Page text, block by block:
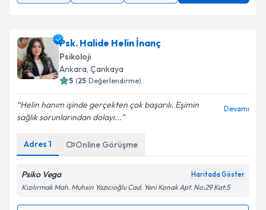
Psk. Halide Helin İnanç
Psikoloji
Ankara, Çankaya
5 (25 Değerlendirme)
Helin hanım işinde gerçekten çok başarılı. Eşimin
sağlık sorunlarından dolayı...
Devamı
Adres 1 Online Görüşme
Psiko Vega Haritada Göster
Kızılırmak Mah. Muhsin Yazıcıoğlu Cad. Yeni Konak Apt. No:29 Kat:5